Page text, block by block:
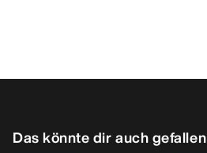
Das könnte dir auch gefallen